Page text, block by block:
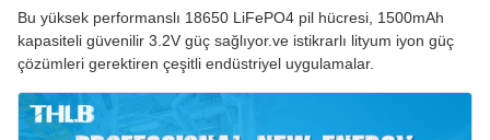
Bu yüksek performanslı 18650 LiFePO4 pil hücresi, 1500mAh
kapasiteli güvenilir 3.2V güç sağlıyor.ve istikrarlı lityum iyon güç
çözümleri gerektiren çeşitli endüstriyel uygulamalar.